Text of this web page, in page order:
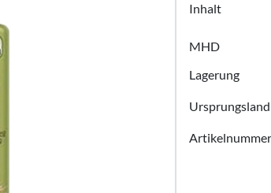
Inhalt
MHD
Lagerung
Ursprungsland
Artikelnummer